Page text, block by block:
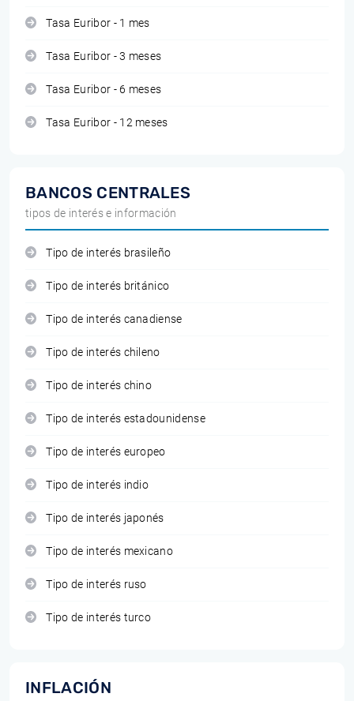
Tasa Euribor - 1 mes
Tasa Euribor - 3 meses
Tasa Euribor - 6 meses
Tasa Euribor - 12 meses
BANCOS CENTRALES
tipos de interés e información
Tipo de interés brasileño
Tipo de interés británico
Tipo de interés canadiense
Tipo de interés chileno
Tipo de interés chino
Tipo de interés estadounidense
Tipo de interés europeo
Tipo de interés indio
Tipo de interés japonés
Tipo de interés mexicano
Tipo de interés ruso
Tipo de interés turco
INFLACIÓN